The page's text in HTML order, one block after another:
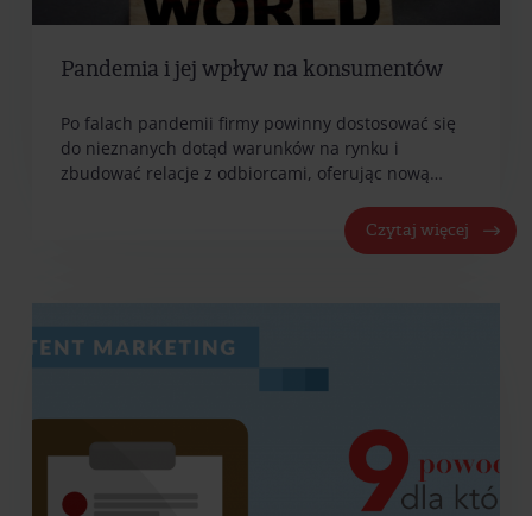
Pandemia i jej wpływ na konsumentów
Po falach pandemii firmy powinny dostosować się
do nieznanych dotąd warunków na rynku i
zbudować relacje z odbiorcami, oferując nową…
Czytaj więcej